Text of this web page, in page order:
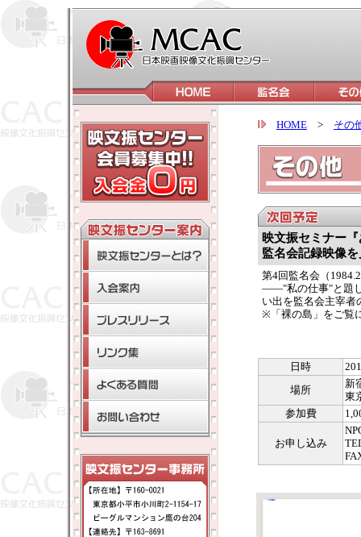
HOME > その
映文振セミナー
監名会記録映像
第4回監名会（
――"私の仕事"と題
い出を監名会主宰者
※「裸の島」をご覧
日時
場所
新
東
参加費
お申し込み